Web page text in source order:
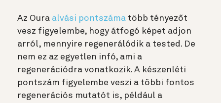
Az Oura alvási pontszáma több tényezőt
vesz figyelembe, hogy átfogó képet adjon
arról, mennyire regenerálódik a tested. De
nem ez az egyetlen infó, ami a
regenerációdra vonatkozik. A készenléti
pontszám figyelembe veszi a többi fontos
regenerációs mutatót is, például a